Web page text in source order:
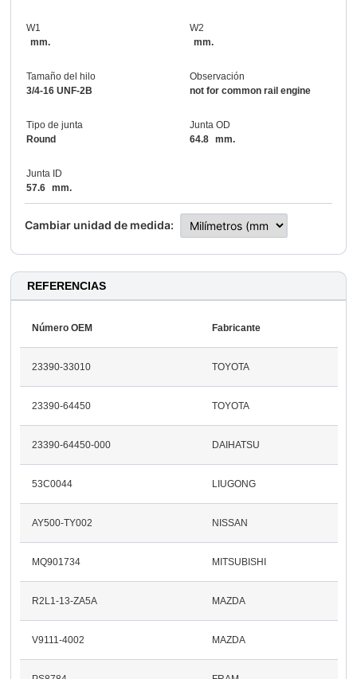
W1
mm.
W2
mm.
Tamaño del hilo
3/4-16 UNF-2B
Observación
not for common rail engine
Tipo de junta
Round
Junta OD
64.8 mm.
Junta ID
57.6 mm.
Cambiar unidad de medida:
REFERENCIAS
Número OEM Fabricante
23390-33010 TOYOTA
23390-64450 TOYOTA
23390-64450-000 DAIHATSU
53C0044 LIUGONG
AY500-TY002 NISSAN
MQ901734 MITSUBISHI
R2L1-13-ZA5A MAZDA
V9111-4002 MAZDA